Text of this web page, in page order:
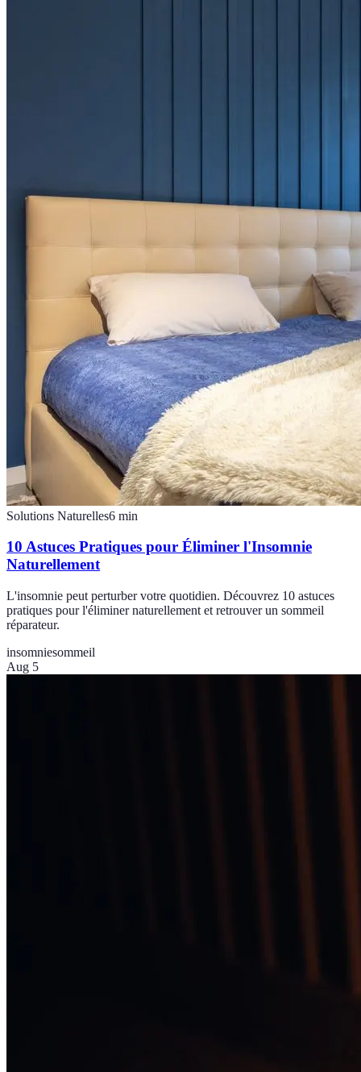
Solutions Naturelles6 min
10 Astuces Pratiques pour Éliminer l'Insomnie
Naturellement
L'insomnie peut perturber votre quotidien. Découvrez 10 astuces
pratiques pour l'éliminer naturellement et retrouver un sommeil
réparateur.
insomniesommeil
Aug 5